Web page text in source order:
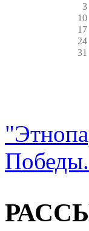
3
10
17
24
31